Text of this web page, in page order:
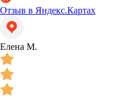
Отзыв в Яндекс.Картах
Елена М.